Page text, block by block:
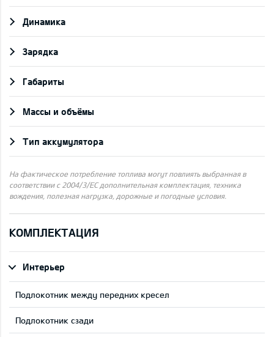
Динамика
Зарядка
Габариты
Массы и объёмы
Тип аккумулятора
На фактическое потребление топлива могут повлиять выбранная в
соответствии с 2004/3/ЕС дополнительная комплектация, техника
вождения, полезная нагрузка, дорожные и погодные условия.
КОМПЛЕКТАЦИЯ
Интерьер
Подлокотник между передних кресел
Подлокотник сзади